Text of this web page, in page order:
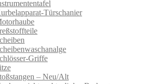
Türschanier
Griffe
– Neu/Alt